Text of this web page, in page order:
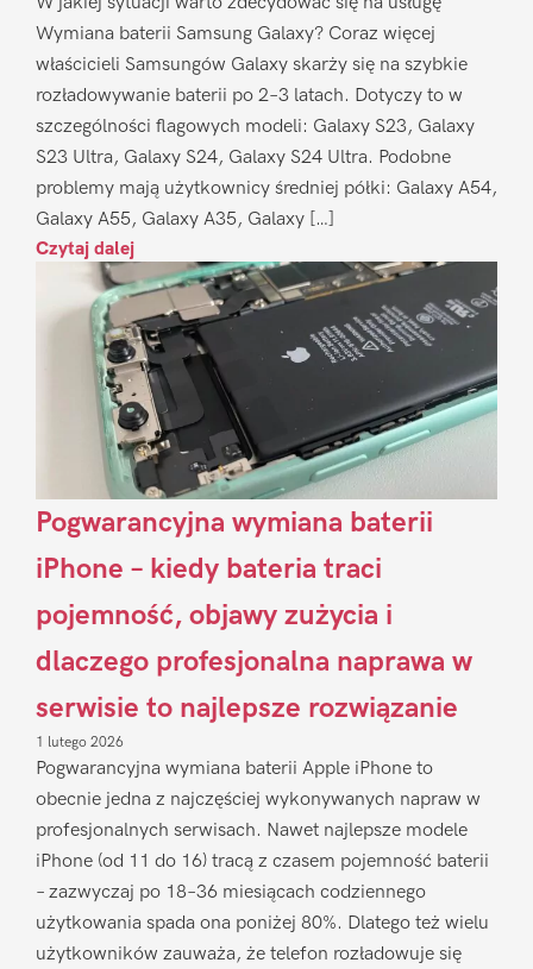
Wymiana baterii Samsung Galaxy? Coraz więcej
właścicieli Samsungów Galaxy skarży się na szybkie
rozładowywanie baterii po 2–3 latach. Dotyczy to w
szczególności flagowych modeli: Galaxy S23, Galaxy
S23 Ultra, Galaxy S24, Galaxy S24 Ultra. Podobne
problemy mają użytkownicy średniej półki: Galaxy A54,
Galaxy A55, Galaxy A35, Galaxy […]
Czytaj dalej
Pogwarancyjna wymiana baterii
iPhone – kiedy bateria traci
pojemność, objawy zużycia i
dlaczego profesjonalna naprawa w
serwisie to najlepsze rozwiązanie
1 lutego 2026
Pogwarancyjna wymiana baterii Apple iPhone to
obecnie jedna z najczęściej wykonywanych napraw w
profesjonalnych serwisach. Nawet najlepsze modele
iPhone (od 11 do 16) tracą z czasem pojemność baterii
– zazwyczaj po 18–36 miesiącach codziennego
użytkowania spada ona poniżej 80%. Dlatego też wielu
użytkowników zauważa, że telefon rozładowuje się